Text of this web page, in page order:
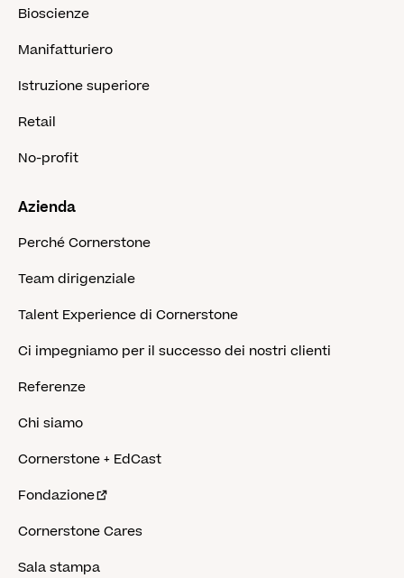
Bioscienze
Manifatturiero
Istruzione superiore
Retail
No-profit
Azienda
Perché Cornerstone
Team dirigenziale
Talent Experience di Cornerstone
Ci impegniamo per il successo dei nostri clienti
Referenze
Chi siamo
Cornerstone + EdCast
Fondazione
Cornerstone Cares
Sala stampa